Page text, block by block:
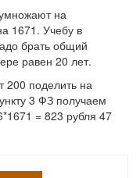
на
1671. Учебу в
брать общий
равен 20 лет.
200 поделить на
3 ФЗ получаем
= 823 рубля 47